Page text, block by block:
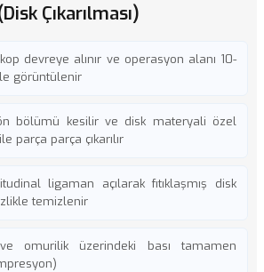
Çıkarılması)
devreye alınır ve operasyon alanı 10-
görüntülenir
bölümü kesilir ve disk materyali özel
parça parça çıkarılır
ligaman açılarak fıtıklaşmış disk
temizlenir
omurilik üzerindeki bası tamamen